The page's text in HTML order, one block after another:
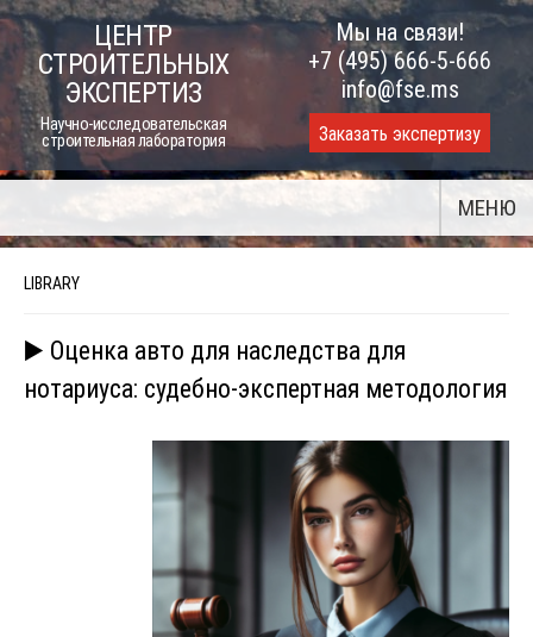
Skip
to
content
ЦЕНТР
СТРОИТЕЛЬНЫХ
ЭКСПЕРТИЗ
Научно-исследовательская
строительная лаборатория
Мы на связи!
+7 (495) 666-5-666
info@fse.ms
Заказать экспертизу
МЕНЮ
LIBRARY
▶️ Оценка авто для наследства для
нотариуса: судебно-экспертная методология